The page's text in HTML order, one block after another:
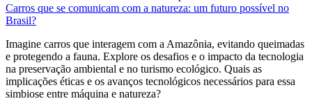
Carros que se comunicam com a natureza: um futuro possível no
Brasil?
Imagine carros que interagem com a Amazônia, evitando queimadas
e protegendo a fauna. Explore os desafios e o impacto da tecnologia
na preservação ambiental e no turismo ecológico. Quais as
implicações éticas e os avanços tecnológicos necessários para essa
simbiose entre máquina e natureza?